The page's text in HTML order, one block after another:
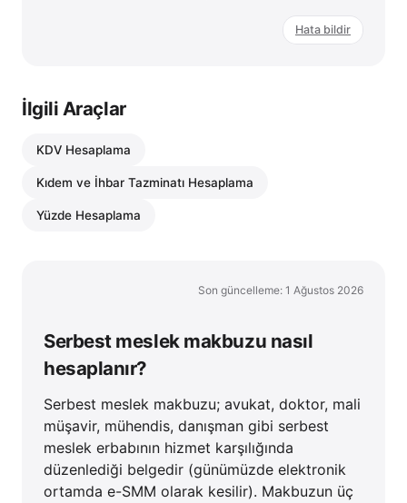
Hata bildir
İlgili Araçlar
KDV Hesaplama
Kıdem ve İhbar Tazminatı Hesaplama
Yüzde Hesaplama
Son güncelleme: 1 Ağustos 2026
Serbest meslek makbuzu nasıl
hesaplanır?
Serbest meslek makbuzu; avukat, doktor, mali
müşavir, mühendis, danışman gibi serbest
meslek erbabının hizmet karşılığında
düzenlediği belgedir (günümüzde elektronik
ortamda e-SMM olarak kesilir). Makbuzun üç